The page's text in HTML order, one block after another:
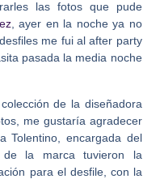
las fotos que pude
, ayer en la noche ya no
me fui al after party
pasada la media noche
de la diseñadora
me gustaría agradecer
Tolentino, encargada del
la marca tuvieron la
para el desfile, con la